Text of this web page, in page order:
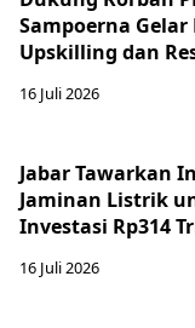
Sampoerna
Upskilling dan
16 Juli 2026
Jabar Tawarkan
Jaminan Listrik
Investasi Rp314
16 Juli 2026